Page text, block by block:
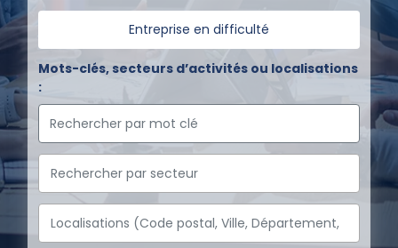
Entreprise en difficulté
Mots-clés, secteurs d’activités ou localisations
: